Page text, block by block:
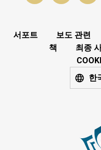
서포트 보도 관련
책
최종
한